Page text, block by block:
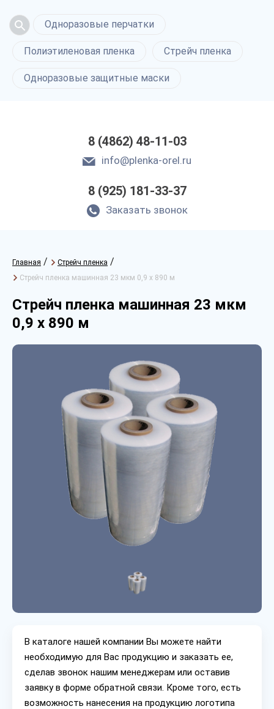
Одноразовые перчатки
Полиэтиленовая пленка Стрейч пленка
Одноразовые защитные маски
8 (4862) 48-11-03
info@plenka-orel.ru
8 (925) 181-33-37
Заказать звонок
Главная / Стрейч пленка /
Стрейч пленка машинная 23 мкм 0,9 х 890 м
Стрейч пленка машинная 23 мкм
0,9 х 890 м
В каталоге нашей компании Вы можете найти
необходимую для Вас продукцию и заказать ее,
сделав звонок нашим менеджерам или оставив
заявку в форме обратной связи. Кроме того, есть
возможность нанесения на продукцию логотипа